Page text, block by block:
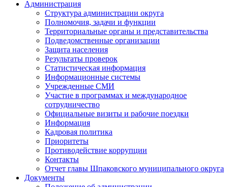
Администрация
Структура администрации округа
Полномочия, задачи и функции
Территориальные органы и представительства
Подведомственные организации
Защита населения
Результаты проверок
Статистическая информация
Информационные системы
Учрежденные СМИ
Участие в программах и международное
сотрудничество
Официальные визиты и рабочие поездки
Информация
Кадровая политика
Приоритеты
Противодействие коррупции
Контакты
Отчет главы Шпаковского муниципального округа
Документы